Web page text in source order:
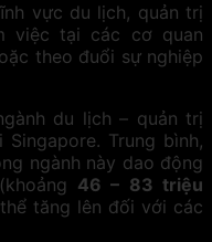
vực du lịch, quản trị
việc tại các cơ quan
theo đuổi sự nghiệp
du lịch – quản trị
Trung bình,
ngành này dao động
(khoảng 46 – 83 triệu
tăng lên đối với các